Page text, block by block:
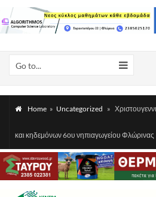
Go to...
Home » Uncategorized »
και κηδεμόνων 6ου νηπιαγωγείου Φλώρινας